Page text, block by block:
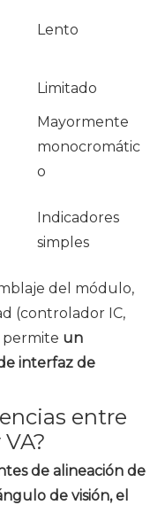
Lento
Limitado
Mayormente
monocromátic
o
Indicadores
simples
del módulo,
(controlador IC,
permite un
interfaz de
entre
de alineación de
de visión, el